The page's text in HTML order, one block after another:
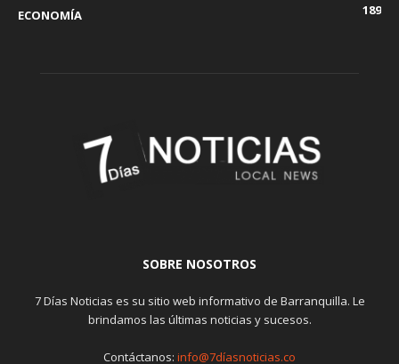
ECONOMÍA
189
SOBRE NOSOTROS
7 Días Noticias es su sitio web informativo de Barranquilla. Le
brindamos las últimas noticias y sucesos.
Contáctanos: info@7díasnoticias.co